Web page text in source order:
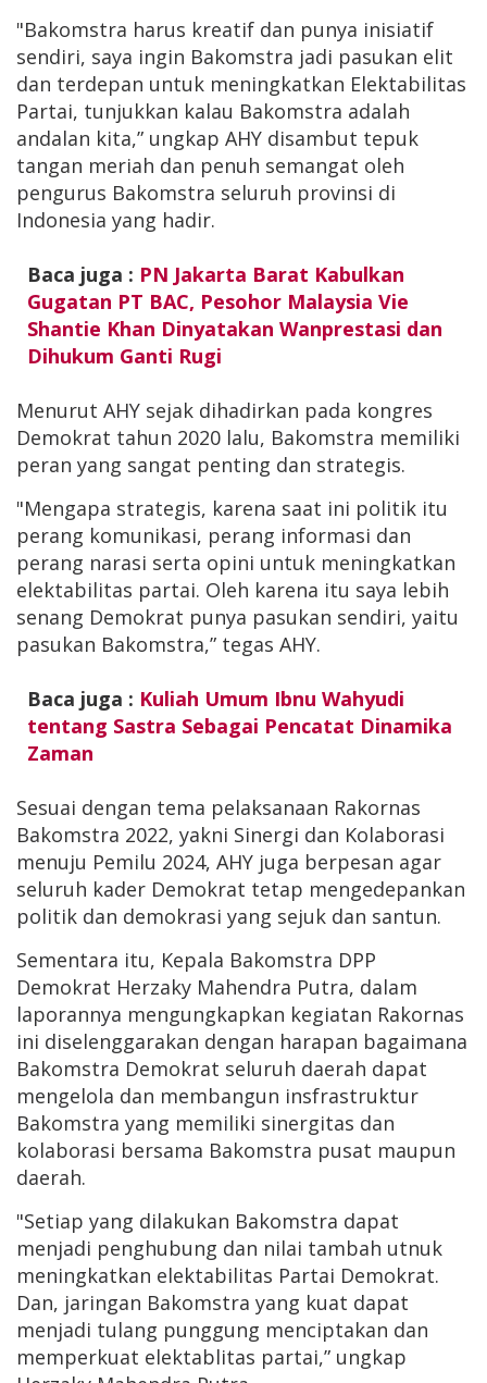
"Bakomstra harus kreatif dan punya inisiatif
sendiri, saya ingin Bakomstra jadi pasukan elit
dan terdepan untuk meningkatkan Elektabilitas
Partai, tunjukkan kalau Bakomstra adalah
andalan kita,” ungkap AHY disambut tepuk
tangan meriah dan penuh semangat oleh
pengurus Bakomstra seluruh provinsi di
Indonesia yang hadir.
Baca juga : PN Jakarta Barat Kabulkan
Gugatan PT BAC, Pesohor Malaysia Vie
Shantie Khan Dinyatakan Wanprestasi dan
Dihukum Ganti Rugi
Menurut AHY sejak dihadirkan pada kongres
Demokrat tahun 2020 lalu, Bakomstra memiliki
peran yang sangat penting dan strategis.
"Mengapa strategis, karena saat ini politik itu
perang komunikasi, perang informasi dan
perang narasi serta opini untuk meningkatkan
elektabilitas partai. Oleh karena itu saya lebih
senang Demokrat punya pasukan sendiri, yaitu
pasukan Bakomstra,” tegas AHY.
Baca juga : Kuliah Umum Ibnu Wahyudi
tentang Sastra Sebagai Pencatat Dinamika
Zaman
Sesuai dengan tema pelaksanaan Rakornas
Bakomstra 2022, yakni Sinergi dan Kolaborasi
menuju Pemilu 2024, AHY juga berpesan agar
seluruh kader Demokrat tetap mengedepankan
politik dan demokrasi yang sejuk dan santun.
Sementara itu, Kepala Bakomstra DPP
Demokrat Herzaky Mahendra Putra, dalam
laporannya mengungkapkan kegiatan Rakornas
ini diselenggarakan dengan harapan bagaimana
Bakomstra Demokrat seluruh daerah dapat
mengelola dan membangun insfrastruktur
Bakomstra yang memiliki sinergitas dan
kolaborasi bersama Bakomstra pusat maupun
daerah.
"Setiap yang dilakukan Bakomstra dapat
menjadi penghubung dan nilai tambah utnuk
meningkatkan elektabilitas Partai Demokrat.
Dan, jaringan Bakomstra yang kuat dapat
menjadi tulang punggung menciptakan dan
memperkuat elektablitas partai,” ungkap